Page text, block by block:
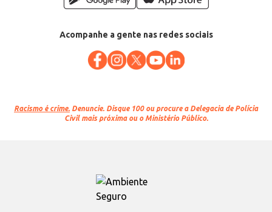
Acompanhe a gente nas redes sociais
Racismo é crime. Denuncie. Disque 100 ou procure a Delegacia de Polícia
Civil mais próxima ou o Ministério Público.